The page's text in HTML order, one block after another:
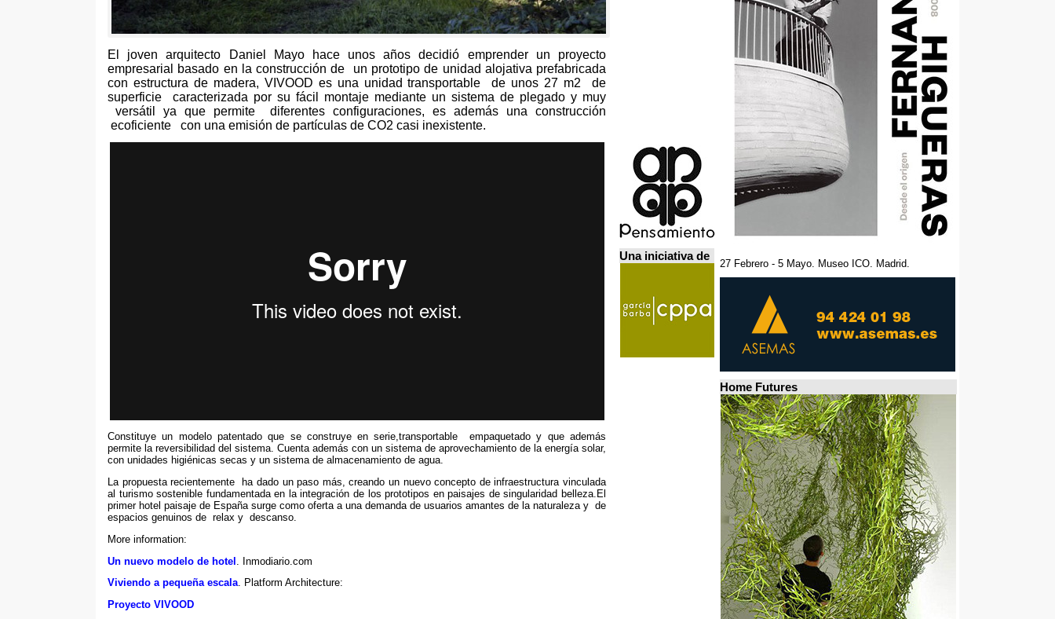
El joven arquitecto Daniel Mayo hace unos años decidió emprender un proyecto
empresarial basado en la construcción de un prototipo de unidad alojativa prefabricada
con estructura de madera, VIVOOD es una unidad transportable de unos 27 m2 de
superficie caracterizada por su fácil montaje mediante un sistema de plegado y muy
versátil ya que permite diferentes configuraciones,es además una construcción
ecoficiente con una emisión de partículas de CO2 casi inexistente.
Constituye un modelo patentado que se construye en serie,transportable empaquetado y que además
permite la reversibilidad del sistema. Cuenta además con un sistema de aprovechamiento de la energía solar,
con unidades higiénicas secas y un sistema de almacenamiento de agua.
La propuesta recientemente ha dado un paso más ,creando un nuevo concepto de infraestructura vinculada
al turismo sostenible fundamentada en la integración de los prototipos en paisajes de singularidad belleza.El
primer hotel paisaje de España surge como oferta a una demanda de usuarios amantes de la naturaleza y de
espacios genuinos de relax y descanso
More information:
Un nuevo modelo de hotel
Inmodiario.com
Viviendo a pequeña escala. Platform Architecture:
Proyecto VIVOOD
Una iniciativa de
27 Febrero - 5 Mayo. Museo ICO. Madrid.
Home Futures